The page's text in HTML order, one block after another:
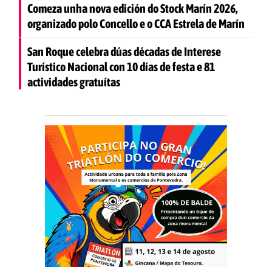
Comeza unha nova edición do Stock Marín 2026,
organizado polo Concello e o CCA Estrela de Marín
San Roque celebra dúas décadas de Interese
Turístico Nacional con 10 días de festa e 81
actividades gratuítas